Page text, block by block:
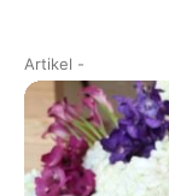
Artikel -